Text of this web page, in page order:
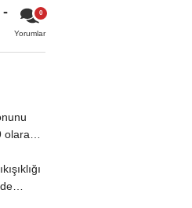
Yorumlar